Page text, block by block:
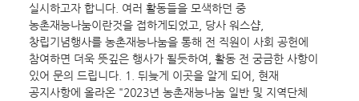
실시하고자 합니다. 여러 활동들을 모색하던 중
농촌재능나눔이란것을 접하게되었고, 당사 워스샵,
창립기념행사를 농촌재능나눔을 통해 전 직원이 사회 공헌에
참여하면 더욱 뜻깊은 행사가 될듯하여, 활동 전 궁금한 사항이
있어 문의 드립니다. 1. 뒤늦게 이곳을 알게 되어, 현재
공지사항에 올라온 "2023년 농촌재능나눔 일반 및 지역단체